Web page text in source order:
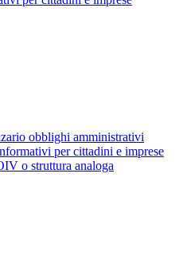
obblighi amministrativi
per cittadini e imprese
o struttura analoga